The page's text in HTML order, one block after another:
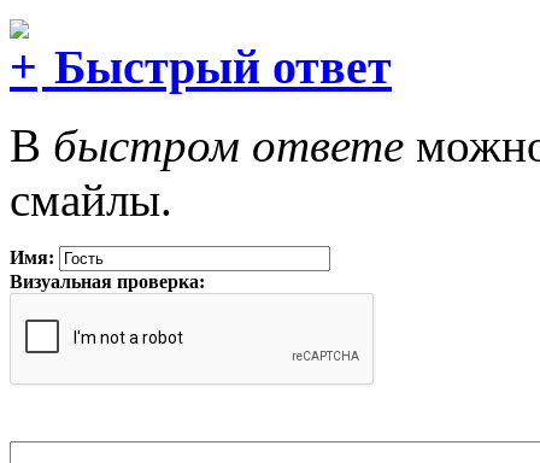
Быстрый ответ
В быстром ответе
смайлы.
Имя:
Визуальная проверка: